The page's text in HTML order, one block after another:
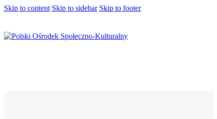
Skip to content Skip to sidebar Skip to footer